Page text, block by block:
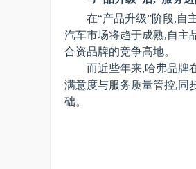
在“产品升级”阶段,自
汽车市场将趋于成熟,自主
合资品牌的竞争高地。
而近些年来,哈弗品牌
满意度与服务质量管控,同
础。